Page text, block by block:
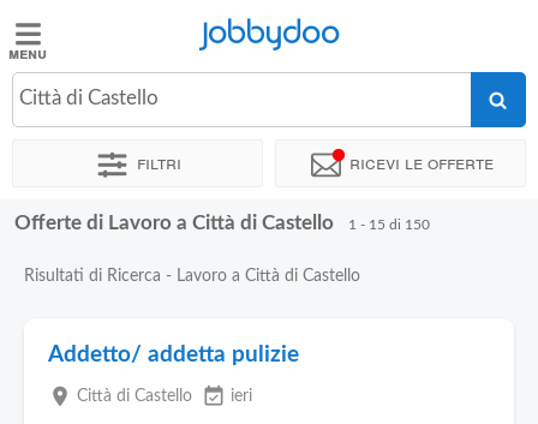
Jobbydoo
Offerte
Stipendi
Blog
Jobbydoo
Città di Castello
Filtri Ricevi le offerte
Offerte di Lavoro a Città di Castello 1 - 15 di 150
Risultati di Ricerca - Lavoro a Città di Castello
Addetto/ addetta pulizie
place Città di Castello event_available ieri